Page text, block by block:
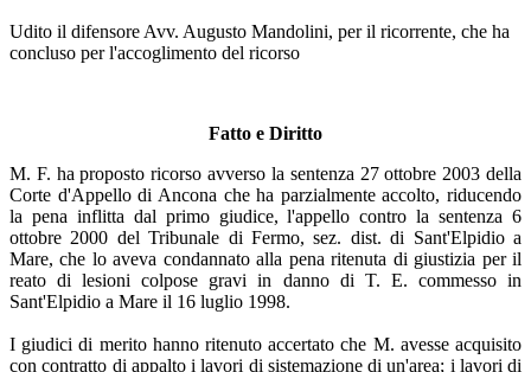
Udito il difensore Avv. Augusto Mandolini, per il ricorrente, che ha
concluso per l'accoglimento del ricorso
Fatto e Diritto
M. F. ha proposto ricorso avverso la sentenza 27 ottobre 2003 della
Corte d'Appello di Ancona che ha parzialmente accolto, riducendo
la pena inflitta dal primo giudice, l'appello contro la sentenza 6
ottobre 2000 del Tribunale di Fermo, sez. dist. di Sant'Elpidio a
Mare, che lo aveva condannato alla pena ritenuta di giustizia per il
reato di lesioni colpose gravi in danno di T. E. commesso in
Sant'Elpidio a Mare il 16 luglio 1998.
I giudici di merito hanno ritenuto accertato che M. avesse acquisito
con contratto di appalto i lavori di sistemazione di un'area; i lavori di